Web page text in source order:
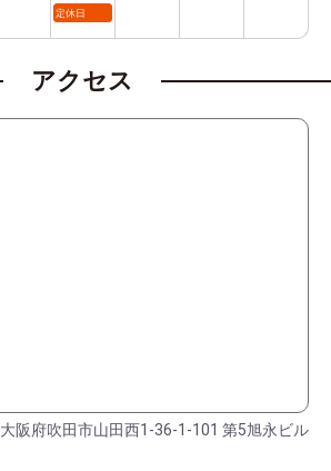
定休日
アクセス
大阪府吹田市山田西1-36-1-101 第5旭永ビル